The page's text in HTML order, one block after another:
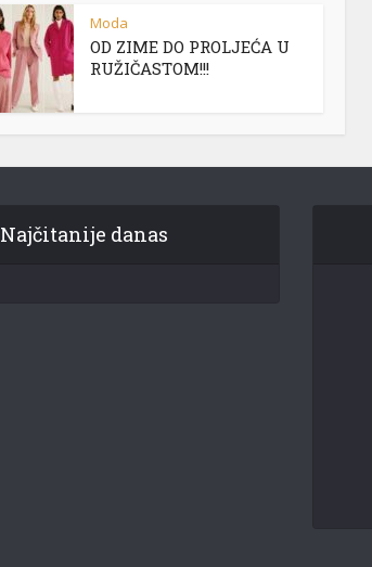
Moda
OD ZIME DO PROLJEĆA U
RUŽIČASTOM!!!
Najčitanije danas